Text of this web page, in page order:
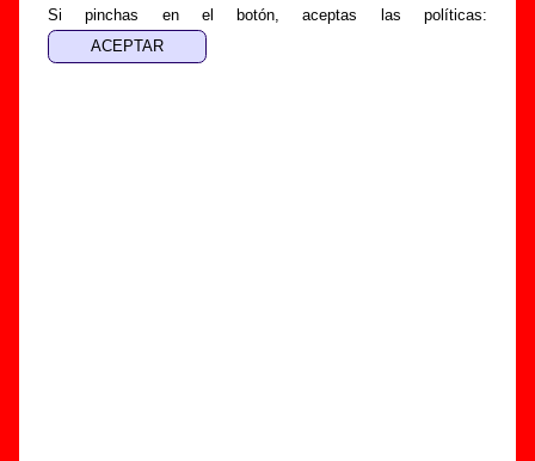
Si pinchas en el botón, aceptas las políticas:
tienes información adicional, puedes ayudar acompletar
esta información.